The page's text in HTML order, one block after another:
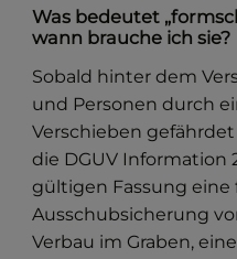
Was bedeutet
wann brauche ich sie?
Sobald hinter dem
und Personen durch
Verschieben
die DGUV Information
gültigen Fassung eine
Ausschubsicherung
Verbau im Graben,